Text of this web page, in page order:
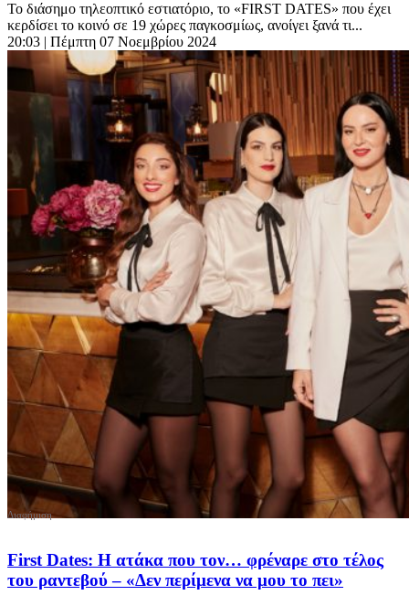
Το διάσημο τηλεοπτικό εστιατόριο, το «FIRST DATES» που έχει
κερδίσει το κοινό σε 19 χώρες παγκοσμίως, ανοίγει ξανά τι...
20:03 | Πέμπτη 07 Νοεμβρίου 2024
First Dates: Η ατάκα που τον… φρέναρε στο τέλος
του ραντεβού – «Δεν περίμενα να μου το πει»